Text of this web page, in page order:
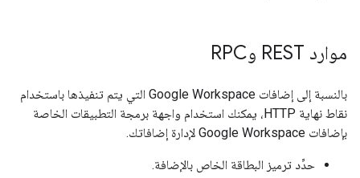
موارد REST وRPC
بالنسبة إلى إضافات Google Workspace التي يتم تنفيذها باستخدام
نقاط نهاية HTTP، يمكنك استخدام واجهة برمجة التطبيقات الخاصة
بإضافات Google Workspace لإدارة إضافاتك.
حدِّد ترميز البطاقة الخاص بالإضافة.